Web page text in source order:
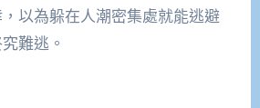
以為躲在人潮密集處就能逃避
難逃。